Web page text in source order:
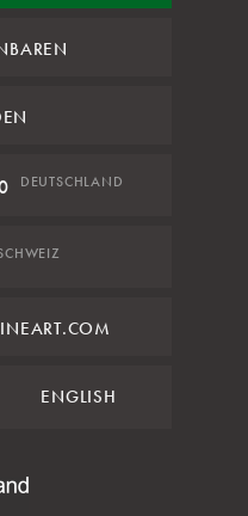
DEUTSCHLAND
ENGLISH